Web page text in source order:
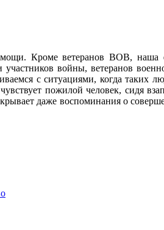
Кроме ветеранов ВОВ,
войны, ветеранов
с ситуациями, когда
пожилой человек, сидя
даже воспоминания о